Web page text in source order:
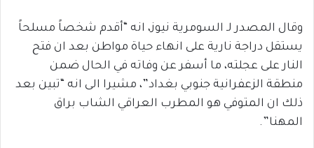
وقال المصدر لـ السومرية نيوز، انه “أقدم شخصاً مسلحاً
يستقل دراجة نارية على انهاء حياة مواطن بعد ان فتح
النار على عجلته، ما أسفر عن وفاته في الحال ضمن
منطقة الزعفرانية جنوبي بغداد”، مشيرا الى انه “تبين بعد
ذلك ان المتوفي هو المطرب العراقي الشاب براق
المهنا”.